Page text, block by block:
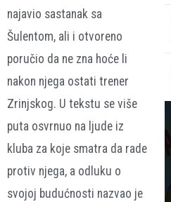
najavio sastanak sa
Šulentom, ali i otvoreno
poručio da ne zna hoće li
nakon njega ostati trener
Zrinjskog. U tekstu se više
puta osvrnuo na ljude iz
kluba za koje smatra da rade
protiv njega, a odluku o
svojoj budućnosti nazvao je